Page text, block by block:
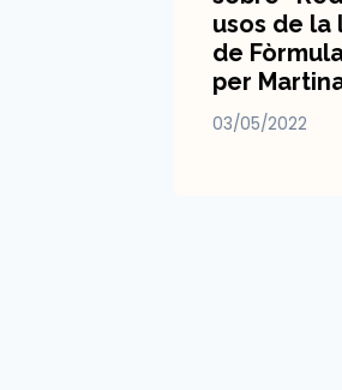
usos de la
de
per
03/05/2022